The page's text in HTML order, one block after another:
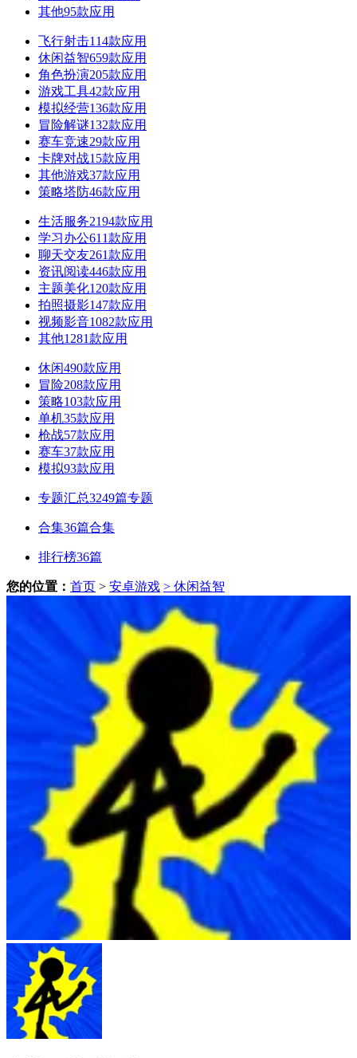
其他95款应用
飞行射击114款应用
休闲益智659款应用
角色扮演205款应用
游戏工具42款应用
模拟经营136款应用
冒险解谜132款应用
赛车竞速29款应用
卡牌对战15款应用
其他游戏37款应用
策略塔防46款应用
生活服务2194款应用
学习办公611款应用
聊天交友261款应用
资讯阅读446款应用
主题美化120款应用
拍照摄影147款应用
视频影音1082款应用
其他1281款应用
休闲490款应用
冒险208款应用
策略103款应用
单机35款应用
枪战57款应用
赛车37款应用
模拟93款应用
专题汇总3249篇专题
合集36篇合集
排行榜36篇
您的位置： 首页 > 安卓游戏 > 休闲益智